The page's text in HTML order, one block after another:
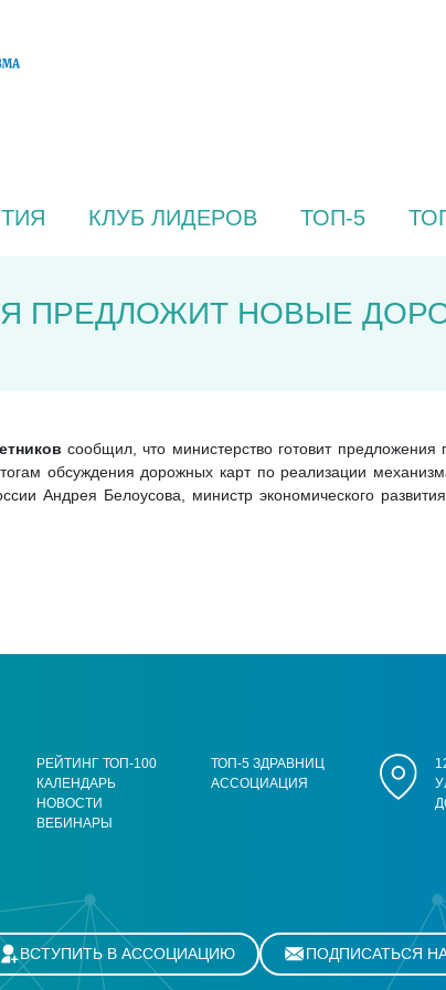
КЛУБ ЛИДЕРОВ ТОП-5
ПРЕДЛОЖИТ НОВЫЕ
сообщил, что министерство готовит
обсуждения дорожных карт по реализации
Андрея Белоусова, министр экономического
РЕЙТИНГ ТОП-100
КАЛЕНДАРЬ
НОВОСТИ
ВЕБИНАРЫ
ТОП-5 ЗДРАВНИЦ
АССОЦИАЦИЯ
ВСТУПИТЬ В АССОЦИАЦИЮ ПОДПИСАТЬСЯ